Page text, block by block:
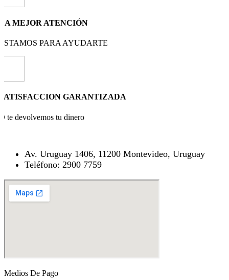
MEJOR ATENCIÓN
PARA AYUDARTE
GARANTIZADA
te devolvemos tu dinero
Av. Uruguay 1406, 11200 Montevideo, Uruguay
Teléfono: 2900 7759
Medios De Pago